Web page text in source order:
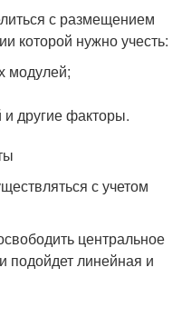
с размещением
которой нужно учесть:
модулей;
другие факторы.
с учетом
центральное
подойдет линейная и